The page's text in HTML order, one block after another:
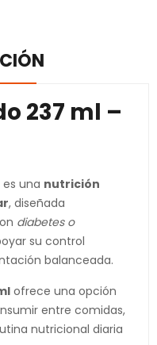
237 ml –
es una nutrición
, diseñada
diabetes o
su control
balanceada.
ofrece una opción
entre comidas,
nutricional diaria